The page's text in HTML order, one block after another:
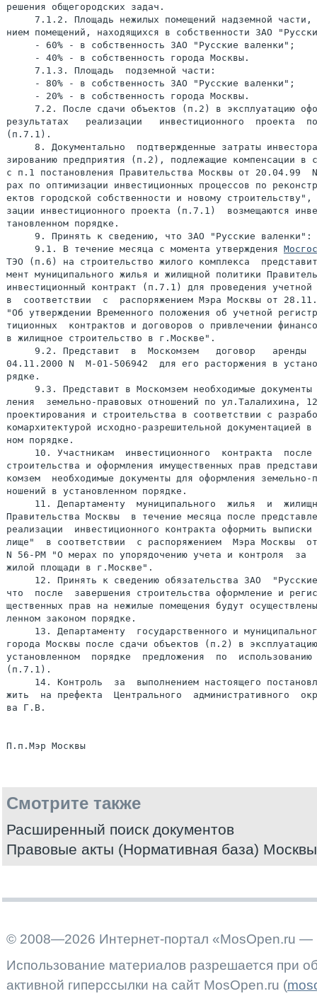
решения общегородских задач.
7.1.2. Площадь нежилых помещений надземной части,
нием помещений, находящихся в собственности ЗАО
     - 60% - в собственность ЗАО "Русские валенки";
     - 40% - в собственность города Москвы.
     7.1.3. Площадь  подземной части:
     - 80% - в собственность ЗАО "Русские валенки";
     - 20% - в собственность города Москвы.
7.2. После сдачи объектов (п.2) в эксплуатацию
результатах   реализации   инвестиционного  проекта
(п.7.1).
8. Документально  подтвержденные затраты
зированию предприятия (п.2), подлежащие компенсации в
с п.1 постановления Правительства Москвы от 20.04.99
рах по оптимизации инвестиционных процессов по
ектов городской собственности и новому
зации инвестиционного проекта (п.7.1)  возмещаются
тановленном порядке.
     9. Принять к сведению, что ЗАО "Русские валенки":
     9.1. В течение месяца с момента утверждения
ТЭО (п.6) на строительство жилого комплекса
мент муниципального жилья и жилищной политики
инвестиционный контракт (п.7.1) для проведения учетной
в  соответствии  с  распоряжением Мэра Москвы от
"Об утверждении Временного положения об учетной
тиционных  контрактов и договоров о привлечении
в жилищное строительство в г.Москве".
9.2. Представит  в  Москомзем   договор   аренды
04.11.2000 N  М-01-506942  для его расторжения в
рядке.
9.3. Представит в Москомзем необходимые документы
ления  земельно-правовых отношений по ул.Талалихина,
проектирования и строительства в соответствии с
комархитектурой исходно-разрешительной документацией
ном порядке.
10. Участникам  инвестиционного  контракта  после
строительства и оформления имущественных прав
комзем  необходимые документы для оформления земельно-
ношений в установленном порядке.
11. Департаменту  муниципального  жилья  и
Правительства Москвы  в течение месяца после
реализации  инвестиционного контракта оформить
лище"  в соответствии  с распоряжением  Мэра Москвы
N 56-РМ "О мерах по упорядочению учета и контроля  за
жилой площади в г.Москве".
12. Принять к сведению обязательства ЗАО
что  после  завершения строительства оформление и
щественных прав на нежилые помещения будут
ленном законом порядке.
13. Департаменту  государственного и
города Москвы после сдачи объектов (п.2) в
установленном  порядке  предложения  по  использованию
(п.7.1).
14. Контроль  за  выполнением настоящего
жить  на префекта  Центрального  административного
ва Г.В.
Смотрите также
Расширенный поиск документов
Правовые акты (Нормативная база) Москвы
© 2008—2026 Интернет-портал «MosOpen.ru —
Использование материалов разрешается при
активной гиперссылки на сайт MosOpen.ru (